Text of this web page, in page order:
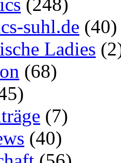
suhl.de (40)
Ladies
(68)
(7)
(40)